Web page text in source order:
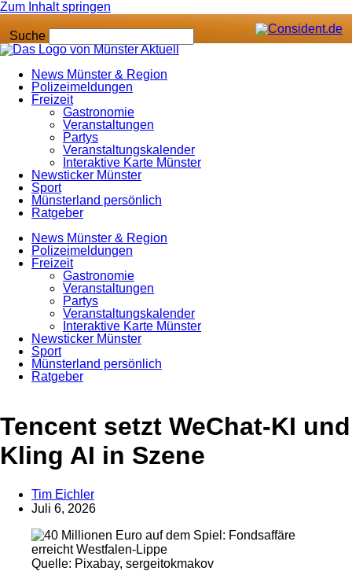
Zum Inhalt springen
Suche
News Münster & Region
Polizeimeldungen
Freizeit
Gastronomie
Veranstaltungen
Partys
Veranstaltungskalender
Interaktive Karte Münster
Newsticker Münster
Sport
Münsterland persönlich
Ratgeber
News Münster & Region
Polizeimeldungen
Freizeit
Gastronomie
Veranstaltungen
Partys
Veranstaltungskalender
Interaktive Karte Münster
Newsticker Münster
Sport
Münsterland persönlich
Ratgeber
Anzeige
Tencent setzt WeChat-KI und
Kling AI in Szene
Tim Eichler
Juli 6, 2026
Quelle: Pixabay, sergeitokmakov